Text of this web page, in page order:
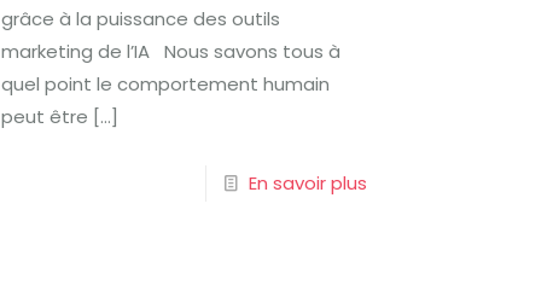
grâce à la puissance des outils
marketing de l’IA Nous savons tous à
quel point le comportement humain
peut être […]
En savoir plus